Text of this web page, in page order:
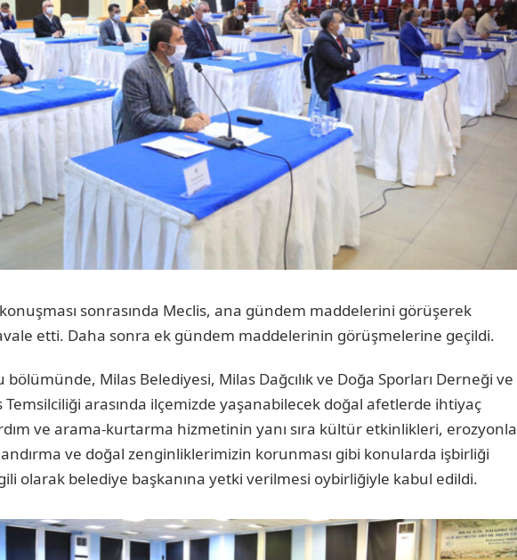
konuşması sonrasında Meclis, ana gündem maddelerini görüşerek
etti. Daha sonra ek gündem maddelerinin görüşmelerine geçildi.
Milas Belediyesi, Milas Dağcılık ve Doğa Sporları Derneği ve
Temsilciliği arasında ilçemizde yaşanabilecek doğal afetlerde ihtiyaç
ve arama-kurtarma hizmetinin yanı sıra kültür etkinlikleri, erozyonla
ve doğal zenginliklerimizin korunması gibi konularda işbirliği
olarak belediye başkanına yetki verilmesi oybirliğiyle kabul edildi.